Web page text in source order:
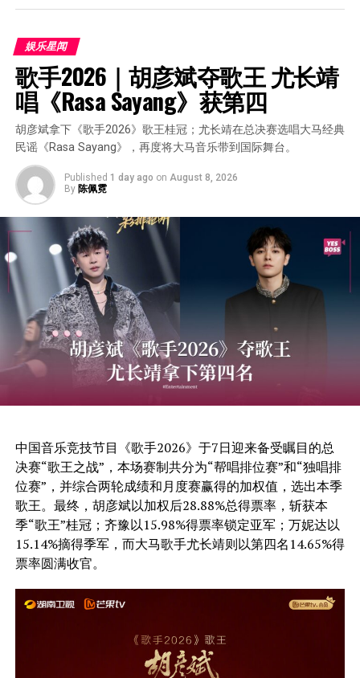
娱乐星闻
歌手2026｜胡彦斌夺歌王 尤长靖
唱《Rasa Sayang》获第四
胡彦斌拿下《歌手2026》歌王桂冠；尤长靖在总决赛选唱大马经典
民谣《Rasa Sayang》，再度将大马音乐带到国际舞台。
Published 1 day ago on August 8, 2026
By 陈佩霓
中国音乐竞技节目《歌手2026》于7日迎来备受瞩目的总
决赛“歌王之战”，本场赛制共分为“帮唱排位赛”和“独唱排
位赛”，并综合两轮成绩和月度赛赢得的加权值，选出本季
歌王。最终，胡彦斌以加权后28.88%总得票率，斩获本
季“歌王”桂冠；齐豫以15.98%得票率锁定亚军；万妮达以
15.14%摘得季军，而大马歌手尤长靖则以第四名14.65%得
票率圆满收官。